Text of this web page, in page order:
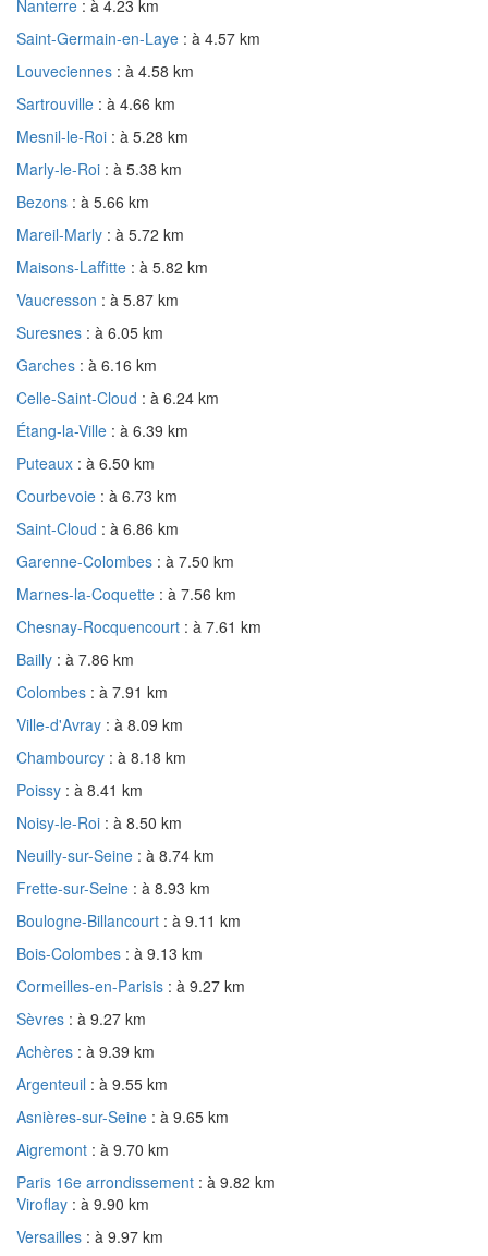
Nanterre : à 4.23 km
Saint-Germain-en-Laye : à 4.57 km
Louveciennes : à 4.58 km
Sartrouville : à 4.66 km
Mesnil-le-Roi : à 5.28 km
Marly-le-Roi : à 5.38 km
Bezons : à 5.66 km
Mareil-Marly : à 5.72 km
Maisons-Laffitte : à 5.82 km
Vaucresson : à 5.87 km
Suresnes : à 6.05 km
Garches : à 6.16 km
Celle-Saint-Cloud : à 6.24 km
Étang-la-Ville : à 6.39 km
Puteaux : à 6.50 km
Courbevoie : à 6.73 km
Saint-Cloud : à 6.86 km
Garenne-Colombes : à 7.50 km
Marnes-la-Coquette : à 7.56 km
Chesnay-Rocquencourt : à 7.61 km
Bailly : à 7.86 km
Colombes : à 7.91 km
Ville-d'Avray : à 8.09 km
Chambourcy : à 8.18 km
Poissy : à 8.41 km
Noisy-le-Roi : à 8.50 km
Neuilly-sur-Seine : à 8.74 km
Frette-sur-Seine : à 8.93 km
Boulogne-Billancourt : à 9.11 km
Bois-Colombes : à 9.13 km
Cormeilles-en-Parisis : à 9.27 km
Sèvres : à 9.27 km
Achères : à 9.39 km
Argenteuil : à 9.55 km
Asnières-sur-Seine : à 9.65 km
Aigremont : à 9.70 km
Paris 16e arrondissement : à 9.82 km
Viroflay : à 9.90 km
Versailles : à 9.97 km